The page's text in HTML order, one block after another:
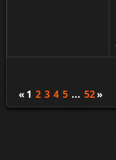
« 1 2 3 4 5 ... 52»